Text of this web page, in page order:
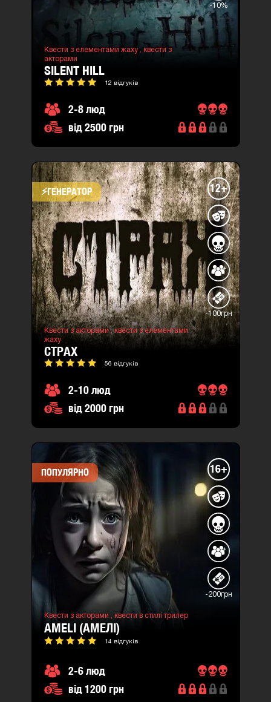
-10%
Квести з елементами жаху , квести з
акторами
SILENT HILL
12 відгуків
2-8 люд
від 2500 грн
⚡​ГЕНЕРАТОР 12+
-100грн
Квести з акторами ,квести з елементами
жаху
СТРАХ
56 відгуків
2-10 люд
від 2000 грн
ПОПУЛЯРНО 16+
-200грн
Квести з акторами , квести в стилі трилер
AMELI (АМЕЛІ)
14 відгуків
2-6 люд
від 1200 грн